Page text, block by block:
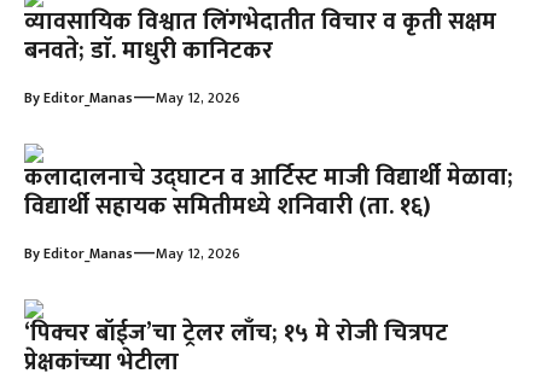
व्यावसायिक विश्वात लिंगभेदातीत विचार व कृती सक्षम
बनवते; डाॅ. माधुरी कानिटकर
ByEditor_Manas—May 12, 2026
कलादालनाचे उद्घाटन व आर्टिस्ट माजी विद्यार्थी मेळावा;
विद्यार्थी सहायक समितीमध्ये शनिवारी (ता. १६)
ByEditor_Manas—May 12, 2026
‘पिक्चर बॉईज’चा ट्रेलर लाँच; १५ मे रोजी चित्रपट
प्रेक्षकांच्या भेटीला